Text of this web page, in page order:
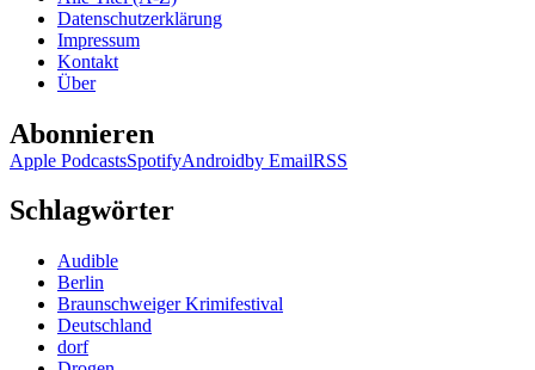
Datenschutzerklärung
Impressum
Kontakt
Über
Abonnieren
Apple PodcastsSpotifyAndroidby EmailRSS
Schlagwörter
Audible
Berlin
Braunschweiger Krimifestival
Deutschland
dorf